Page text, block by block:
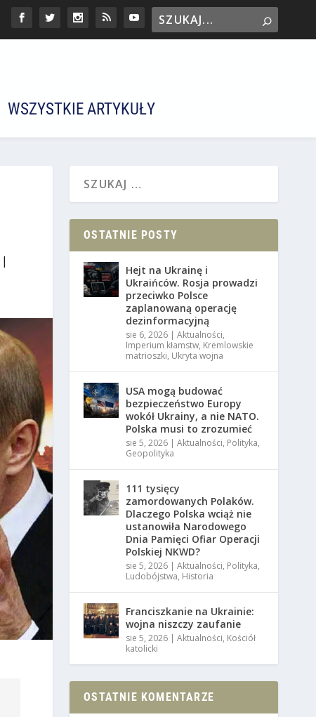
WSZYSTKIE ARTYKUŁY
|
OSTATNIE POSTY
Hejt na Ukrainę i
Ukraińców. Rosja prowadzi
przeciwko Polsce
zaplanowaną operację
dezinformacyjną
sie 6, 2026 |Aktualności,
Imperium kłamstw, Kremlowskie
matrioszki, Ukryta wojna
USA mogą budować
bezpieczeństwo Europy
wokół Ukrainy, a nie NATO.
Polska musi to zrozumieć
sie 5, 2026 |Aktualności, Polityka,
Geopolityka
111 tysięcy
zamordowanych Polaków.
Dlaczego Polska wciąż nie
ustanowiła Narodowego
Dnia Pamięci Ofiar Operacji
Polskiej NKWD?
sie 5, 2026 |Aktualności, Polityka,
Ludobójstwa, Historia
Franciszkanie na Ukrainie:
wojna niszczy zaufanie
sie 5, 2026 |Aktualności, Kościół
katolicki
OSTATNIE KOMENTARZE